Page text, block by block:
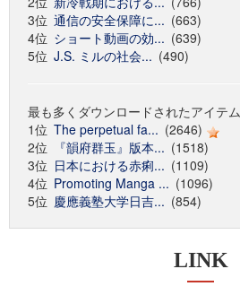
3位 通信の安全保障に... (663)
4位 ショート動画の効... (639)
5位 J.S. ミルの社会... (490)
最も多くダウンロードされたアイテム
1位 The perpetual fa... (2646)
2位
『韻府群玉』版本... (1518)
3位 日本における赤痢... (1109)
4位 Promoting Manga ... (1096)
5位 慶應義塾大学日吉... (854)
LINK